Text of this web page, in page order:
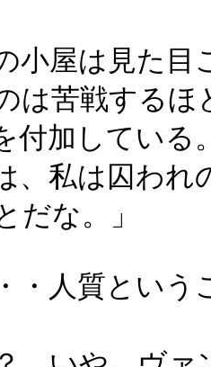
屋は見た目
は苦戦するほ
付加している
、私は囚わ
だな。」
・人質とい